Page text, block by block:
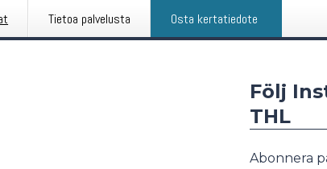
Tietoa palvelusta Osta kertatiedote
Följ
THL
Abonnera